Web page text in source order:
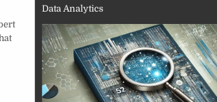
Data Analytics